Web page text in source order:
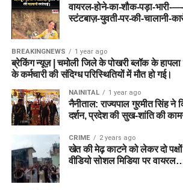
वायरल-होने-का-शौक-पड़ा-भारी-
स्टंटबाज़-युवती-पर-की-चालानी-
BREAKINGNEWS 1 year ago
ब्रेकिंग न्यूज़ | चमोली जिले के पोखरी ब्लॉक के हापला
के कर्मचारी की संदिग्ध परिस्थितियों में मौत हो गई।
NAINITAL 1 year ago
नैनीताल: राज्यपाल गुरमीत सिंह ने
दर्शन, प्रदेश की सुख-शांति की
CRIME 2 years ago
खेत की मेढ़ काटने को लेकर दो
वीडियो सोशल मिडिया पर